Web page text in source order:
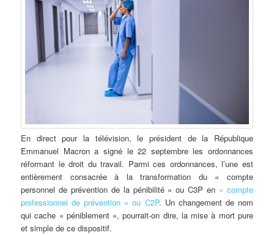
En direct pour la télévision, le président de la République
Emmanuel Macron a signé le 22 septembre les ordonnances
réformant le droit du travail. Parmi ces ordonnances, l’une est
entièrement consacrée à la transformation du « compte
personnel de prévention de la pénibilité » ou C3P en « compte
professionnel de prévention » ou C2P. Un changement de nom
qui cache « péniblement », pourrait-on dire, la mise à mort pure
et simple de ce dispositif.